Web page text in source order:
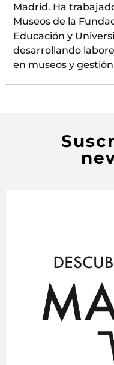
Madrid. Ha
Museos de la
Educación y
desarrollando
en museos y